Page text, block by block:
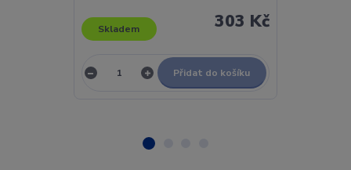
303 Kč
Skladem
Přidat do košíku